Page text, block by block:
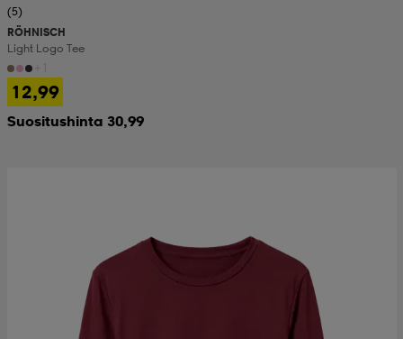
(5)
RÖHNISCH
Light Logo Tee
12,99
Suositushinta 30,99